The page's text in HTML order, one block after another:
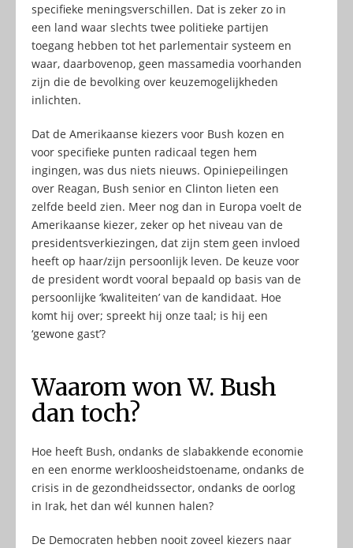
specifieke meningsverschillen. Dat is zeker zo in
een land waar slechts twee politieke partijen
toegang hebben tot het parlementair systeem en
waar, daarbovenop, geen massamedia voorhanden
zijn die de bevolking over keuzemogelijkheden
inlichten.
Dat de Amerikaanse kiezers voor Bush kozen en
voor specifieke punten radicaal tegen hem
ingingen, was dus niets nieuws. Opiniepeilingen
over Reagan, Bush senior en Clinton lieten een
zelfde beeld zien. Meer nog dan in Europa voelt de
Amerikaanse kiezer, zeker op het niveau van de
presidentsverkiezingen, dat zijn stem geen invloed
heeft op haar/zijn persoonlijk leven. De keuze voor
de president wordt vooral bepaald op basis van de
persoonlijke ‘kwaliteiten’ van de kandidaat. Hoe
komt hij over; spreekt hij onze taal; is hij een
‘gewone gast’?
Waarom won W. Bush
dan toch?
Hoe heeft Bush, ondanks de slabakkende economie
en een enorme werkloosheidstoename, ondanks de
crisis in de gezondheidssector, ondanks de oorlog
in Irak, het dan wél kunnen halen?
De Democraten hebben nooit zoveel kiezers naar